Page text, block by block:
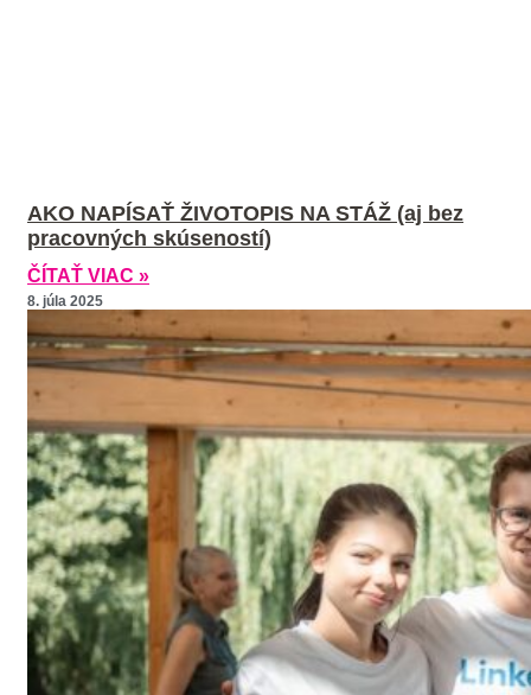
AKO NAPÍSAŤ ŽIVOTOPIS NA STÁŽ (aj bez
pracovných skúseností)
ČÍTAŤ VIAC »
8. júla 2025